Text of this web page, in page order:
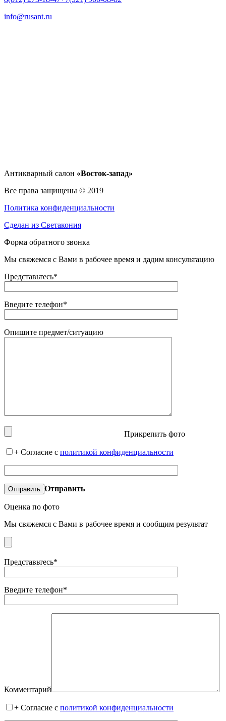
info@rusant.ru
Антикварный салон «Восток-запад»
Все права защищены © 2019
Политика конфиденциальности
Сделан из Светакония
Форма обратного звонка
Мы свяжемся с Вами в рабочее время и дадим консультацию
Представьтесь*
Введите телефон*
Опишите предмет/ситуацию
Прикрепить фото
+ Согласие с политикой конфиденциальности
Отправить
Оценка по фото
Мы свяжемся с Вами в рабочее время и сообщим результат
Представьтесь*
Введите телефон*
Комментарий
+ Согласие с политикой конфиденциальности